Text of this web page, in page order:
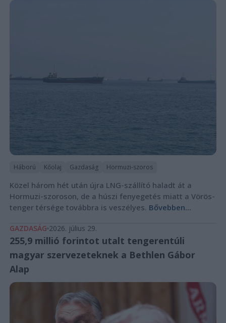
Háború Kőolaj Gazdaság Hormuzi-szoros
Közel három hét után újra LNG-szállító haladt át a
Hormuzi-szoroson, de a húszi fenyegetés miatt a Vörös-
tenger térsége továbbra is veszélyes. Bővebben...
GAZDASÁG 2026. július 29.
255,9 millió forintot utalt tengerentúli
magyar szervezeteknek a Bethlen Gábor
Alap